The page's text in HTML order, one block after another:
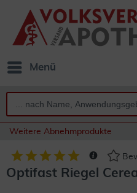
Menü
Weitere Abnehmprodukte
Optifast Riegel